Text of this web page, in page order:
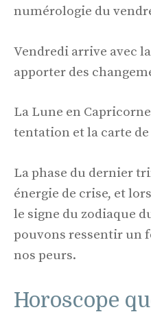
numérologie du
Vendredi arrive avec
apporter des
La Lune en
tentation et la carte
La phase du dernier
énergie de crise, et
le signe du zodiaque
pouvons ressentir un
nos peurs.
Horoscope